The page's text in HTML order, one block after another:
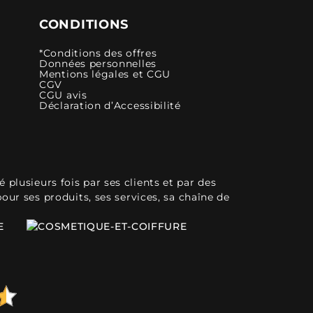
CONDITIONS
*Conditions des offres
Données personnelles
Mentions légales et CGU
CGV
CGU avis
Déclaration d’Accessibilité
plusieurs fois par ses clients et par des
ses produits, ses services, sa chaîne de